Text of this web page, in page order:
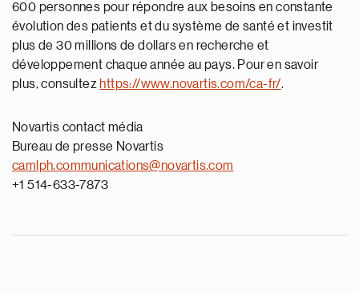
600 personnes pour répondre aux besoins en constante
évolution des patients et du système de santé et investit
plus de 30 millions de dollars en recherche et
développement chaque année au pays. Pour en savoir
plus, consultez https://www.novartis.com/ca-fr/.
Novartis contact média
Bureau de presse Novartis
camlph.communications@novartis.com
+1 514-633-7873